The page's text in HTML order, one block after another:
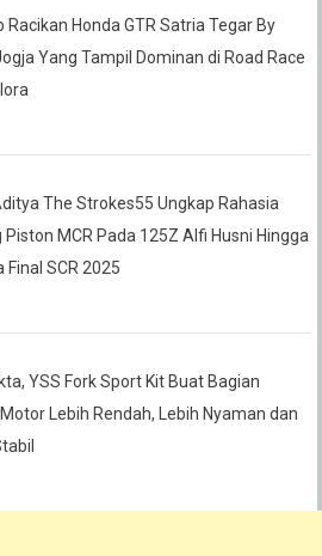
Racikan Honda GTR Satria Tegar By
Yang Tampil Dominan di Road Race
The Strokes55 Ungkap Rahasia
Piston MCR Pada 125Z Alfi Husni Hingga
Final SCR 2025
YSS Fork Sport Kit Buat Bagian
Lebih Rendah, Lebih Nyaman dan